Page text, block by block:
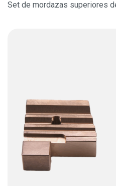
Set de mordazas superiores